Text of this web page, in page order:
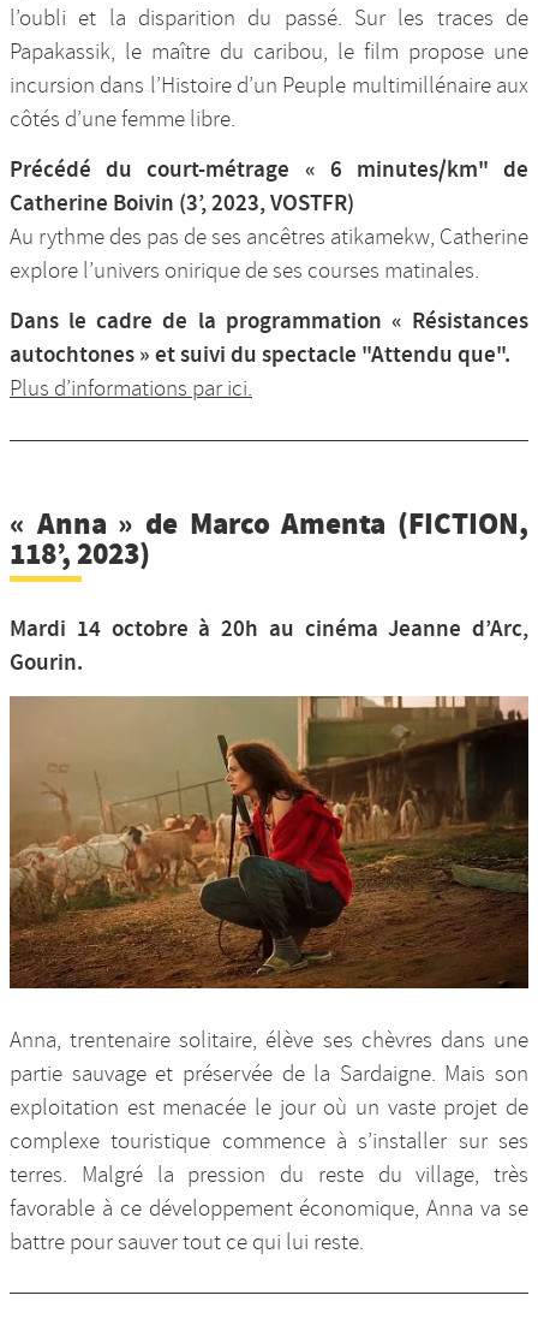
l’oubli et la disparition du passé. Sur les traces de
Papakassik, le maître du caribou, le film propose une
incursion dans l’Histoire d’un Peuple multimillénaire aux
côtés d’une femme libre.
Précédé du court-métrage « 6 minutes/km" de
Catherine Boivin (3’, 2023, VOSTFR)
Au rythme des pas de ses ancêtres atikamekw, Catherine
explore l’univers onirique de ses courses matinales.
Dans le cadre de la programmation « Résistances
autochtones » et suivi du spectacle "Attendu que".
Plus d’informations par ici.
« Anna » de Marco Amenta (FICTION,
118’, 2023)
Mardi 14 octobre à 20h au cinéma Jeanne d’Arc,
Gourin.
Anna, trentenaire solitaire, élève ses chèvres dans une
partie sauvage et préservée de la Sardaigne. Mais son
exploitation est menacée le jour où un vaste projet de
complexe touristique commence à s’installer sur ses
terres. Malgré la pression du reste du village, très
favorable à ce développement économique, Anna va se
battre pour sauver tout ce qui lui reste.